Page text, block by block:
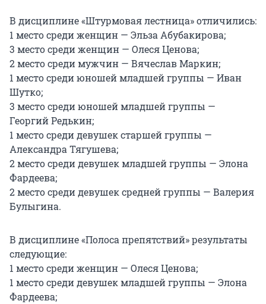
В дисциплине «Штурмовая лестница» отличились:
1 место среди женщин — Эльза Абубакирова;
3 место среди женщин — Олеся Ценова;
2 место среди мужчин — Вячеслав Маркин;
1 место среди юношей младшей группы — Иван
Шутко;
3 место среди юношей младшей группы —
Георгий Редькин;
1 место среди девушек старшей группы —
Александра Тягушева;
2 место среди девушек младшей группы — Элона
Фардеева;
2 место среди девушек средней группы — Валерия
Булыгина.
В дисциплине «Полоса препятствий» результаты
следующие:
1 место среди женщин — Олеся Ценова;
1 место среди девушек младшей группы — Элона
Фардеева;